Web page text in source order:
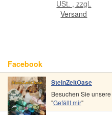
1,4 mm
Durchm.,
USt. , zzgl.
Versand
Facebook
SteinZeitOase
Besuchen Sie unsere
"Gefällt mir"